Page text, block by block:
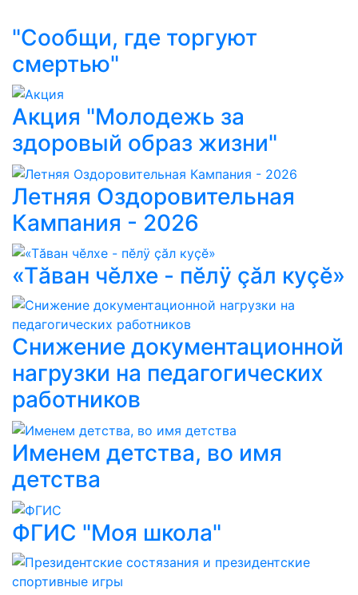
"Сообщи, где торгуют
смертью"
Акция "Молодежь за
здоровый образ жизни"
Летняя Оздоровительная
Кампания - 2026
«Тăван чĕлхе - пĕлÿ çăл куçĕ»
Снижение документационной
нагрузки на педагогических
работников
Именем детства, во имя
детства
ФГИС "Моя школа"